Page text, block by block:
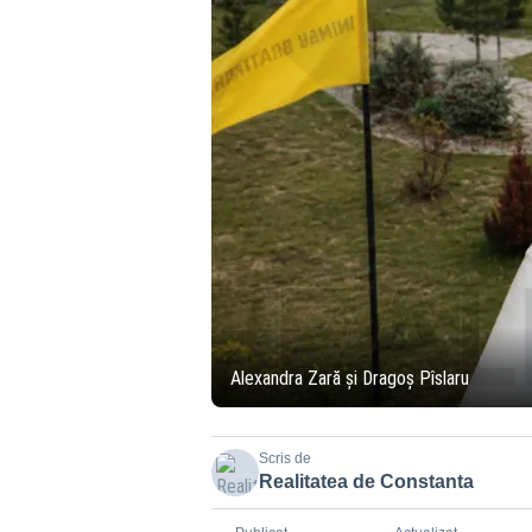
Alexandra Zară și Dragoș Pîslaru
Scris de
Realitatea de Constanta